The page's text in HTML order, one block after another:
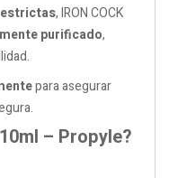
, IRON COCK
purificado,
para asegurar
– Propyle?